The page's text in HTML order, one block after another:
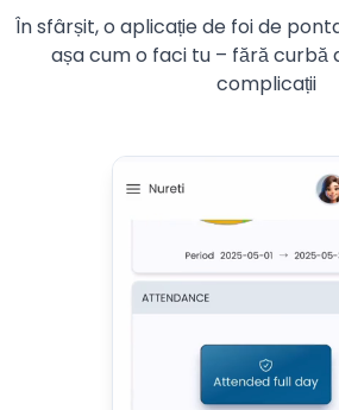
În sfârșit, o aplicație de foi de
așa cum o faci tu – fără curbă
complicații